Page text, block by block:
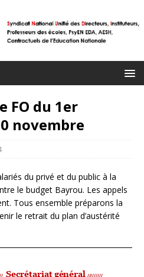
FO du 1er
novembre
du privé et du public à la
le budget Bayrou. Les appels
Tous ensemble préparons la
le retrait du plan d’austérité